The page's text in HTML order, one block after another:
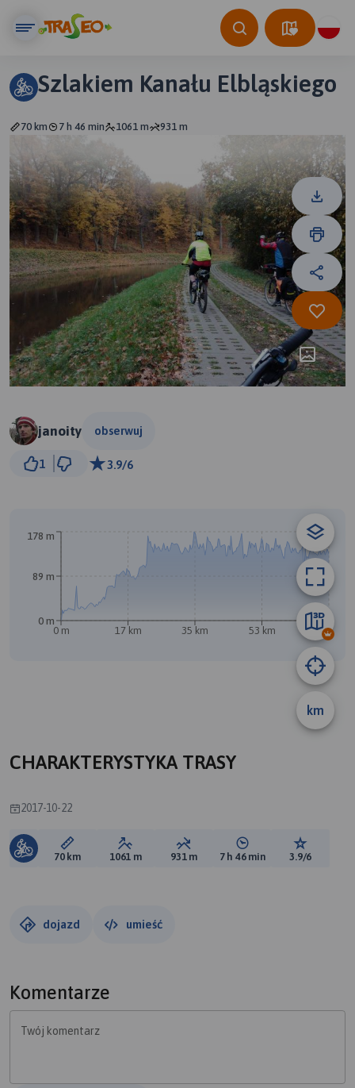
Szlakiem Kanału Elbląskiego
70 km 7 h 46 min 1061 m 931 m
janoity obserwuj
1 3.9/6
km
0 m 17 km 35 km 53 km 70 km
0 m
89 m
178 m
CHARAKTERYSTYKA TRASY
2017-10-22
Długość trasy:
70 km Suma przewyższeń:
1061 m Suma spadków:
931 m Średni czas potrzebny
7 h 46 min Ocena
3.9/6
dojazd umieść
Komentarze
Twój komentarz